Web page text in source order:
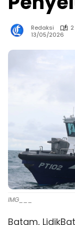
Redaksi
13/05/2026
IMG___
Batam,